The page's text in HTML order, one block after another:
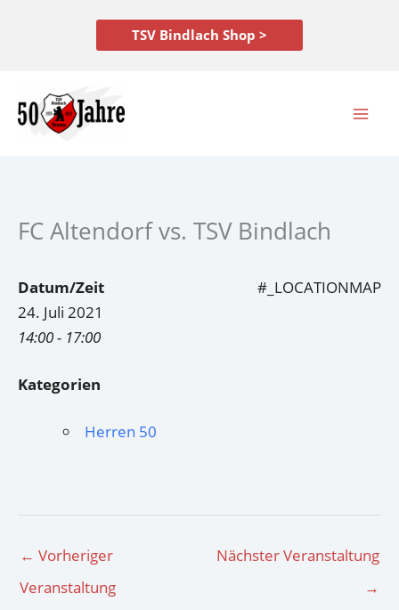
TSV Bindlach Shop >
FC Altendorf vs. TSV Bindlach
#_LOCATIONMAP
Datum/Zeit
24. Juli 2021
14:00 - 17:00
Kategorien
Herren 50
← Vorheriger
Veranstaltung
Nächster Veranstaltung
→